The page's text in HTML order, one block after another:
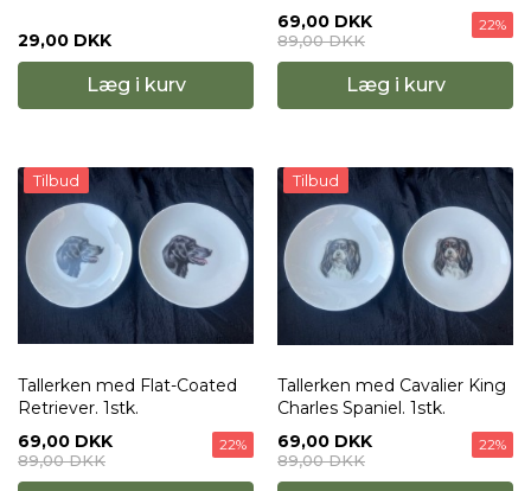
29,00 DKK
Læg i kurv
69,00 DKK
89,00 DKK
22%
Læg i kurv
Tilbud
Tallerken med Flat-Coated
Retriever. 1stk.
69,00 DKK
89,00 DKK
22%
Tilbud
Tallerken med Cavalier King
Charles Spaniel. 1stk.
69,00 DKK
89,00 DKK
22%